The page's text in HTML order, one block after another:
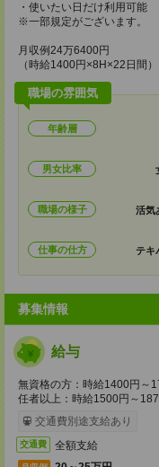
・使いたい日だけ利用可能
※一部規定がございます。
月収例24万6400円
（時給1400円×8H×22日間）
職場の雰囲気
年齢層
男女比率
職場の様子 活気
仕事の仕方 テキ
募集情報
給与
無資格の方：時給1400円～
任者以上：時給1500円～
交通費別途支給あり
交通費 全額支給